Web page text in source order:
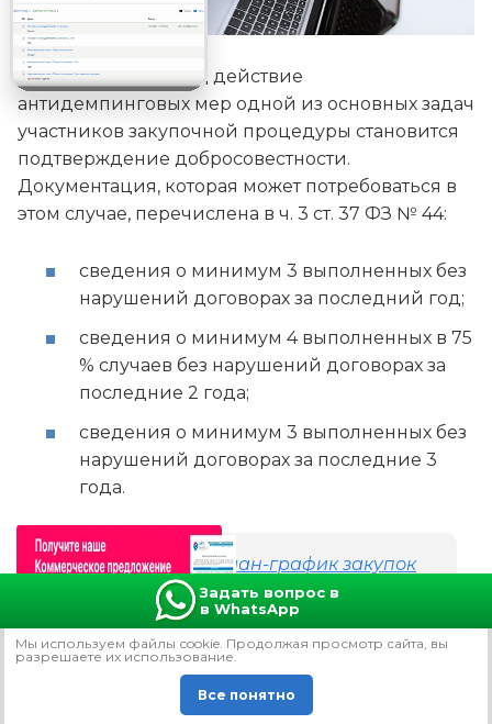
При попадании под действие
антидемпинговых мер одной из основных задач
участников закупочной процедуры становится
подтверждение добросовестности.
Документация, которая может потребоваться в
этом случае, перечислена в ч. 3 ст. 37 ФЗ № 44:
сведения о минимум 3 выполненных без
нарушений договорах за последний год;
сведения о минимум 4 выполненных в 75
% случаев без нарушений договорах за
последние 2 года;
сведения о минимум 3 выполненных без
нарушений договорах за последние 3
года.
Читайте также:«План-график закупок
по 44-ФЗ: как формировать, размещать
и вносить изменения»
Информация, предоставляемая в качестве
доказательства добросовестности участника,
Задать вопрос в
в WhatsApp
Мы используем файлы сookie. Продолжая просмотр сайта, вы
разрешаете их использование.
Все понятно